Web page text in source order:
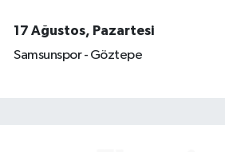
17 Ağustos, Pazartesi
Samsunspor - Göztepe